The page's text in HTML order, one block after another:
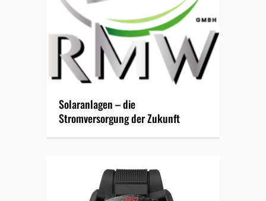
Solaranlagen – die
Stromversorgung der Zukunft